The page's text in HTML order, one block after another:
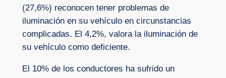
(27,6%) reconocen tener problemas de
iluminación en su vehículo en circunstancias
complicadas. El 4,2%, valora la iluminación de
su vehículo como deficiente.
El 10% de los conductores ha sufrido un